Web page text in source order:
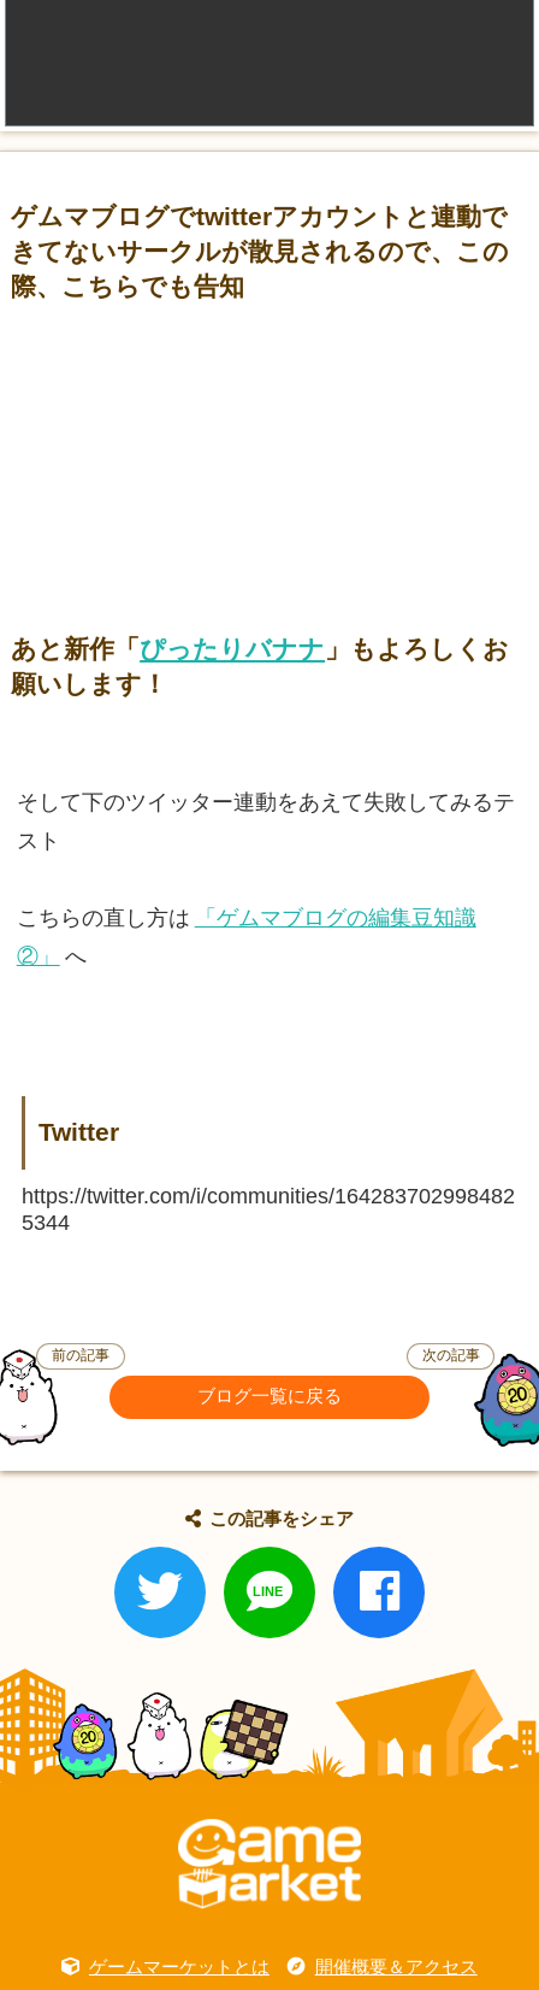
ゲムマブログでtwitterアカウントと連動で
きてないサークルが散見されるので、この
際、こちらでも告知
あと新作「 ぴったりバナナ 」もよろしくお
願いします！
そして下のツイッター連動をあえて失敗してみるテ
スト
こちらの直し方は
「ゲムマブログの編集豆知識
②」
へ
Twitter
https://twitter.com/i/communities/164283702998482
5344
前の記事
ブログ一覧に戻る
次の記事
この記事をシェア
ゲームマーケットとは 開催概要＆アクセス